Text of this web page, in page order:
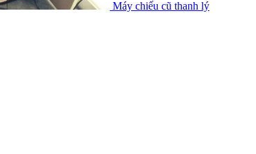
Máy chiếu cũ thanh lý